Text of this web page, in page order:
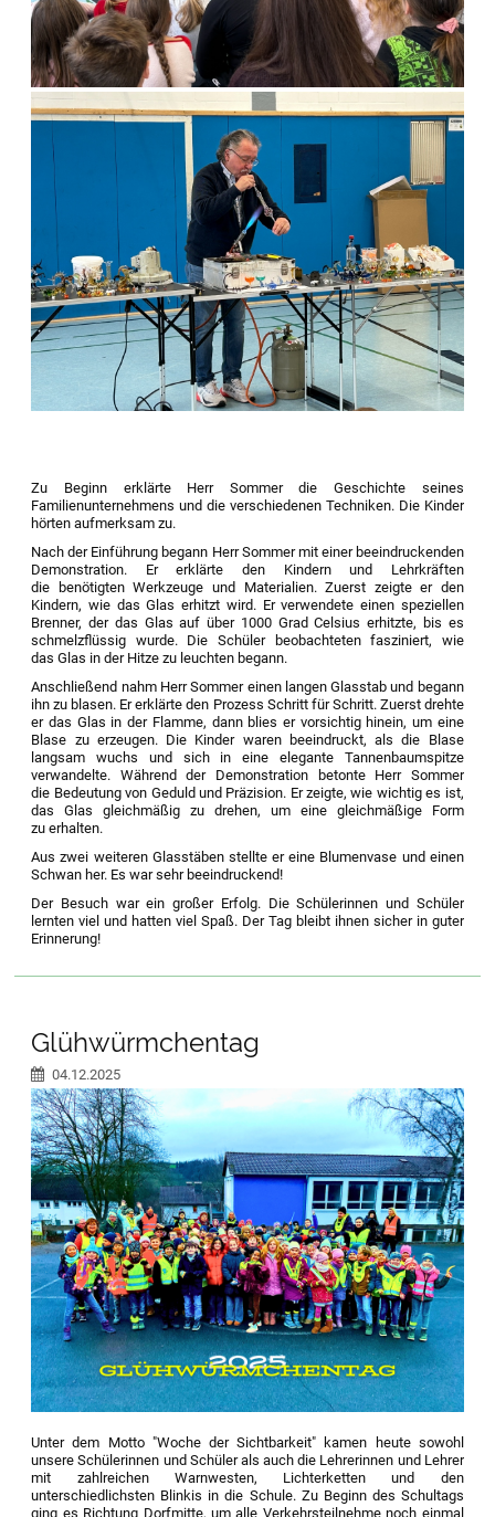
Zu Beginn erklärte Herr Sommer die Geschichte seines
Familienunternehmens und die verschiedenen Techniken. Die Kinder
hörten aufmerksam zu.
Nach der Einführung begann Herr Sommer mit einer beeindruckenden
Demonstration. Er erklärte den Kindern und Lehrkräften
die benötigten Werkzeuge und Materialien. Zuerst zeigte er den
Kindern, wie das Glas erhitzt wird. Er verwendete einen speziellen
Brenner, der das Glas auf über 1000 Grad Celsius erhitzte, bis es
schmelzflüssig wurde. Die Schüler beobachteten fasziniert, wie
das Glas in der Hitze zu leuchten begann.
Anschließend nahm Herr Sommer einen langen Glasstab und begann
ihn zu blasen. Er erklärte den Prozess Schritt für Schritt. Zuerst drehte
er das Glas in der Flamme, dann blies er vorsichtig hinein, um eine
Blase zu erzeugen. Die Kinder waren beeindruckt, als die Blase
langsam wuchs und sich in eine elegante Tannenbaumspitze
verwandelte. Während der Demonstration betonte Herr Sommer
die Bedeutung von Geduld und Präzision. Er zeigte, wie wichtig es ist,
das Glas gleichmäßig zu drehen, um eine gleichmäßige Form
zu erhalten.
Aus zwei weiteren Glasstäben stellte er eine Blumenvase und einen
Schwan her. Es war sehr beeindruckend!
Der Besuch war ein großer Erfolg. Die Schülerinnen und Schüler
lernten viel und hatten viel Spaß. Der Tag bleibt ihnen sicher in guter
Erinnerung!
Glühwürmchentag
04.12.2025
Unter dem Motto "Woche der Sichtbarkeit" kamen heute sowohl
unsere Schülerinnen und Schüler als auch die Lehrerinnen und Lehrer
mit zahlreichen Warnwesten, Lichterketten und den
unterschiedlichsten Blinkis in die Schule. Zu Beginn des Schultags
ging es Richtung Dorfmitte, um alle Verkehrsteilnehme noch einmal